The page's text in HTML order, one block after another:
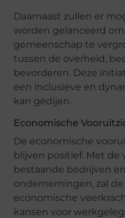
Daarnaast zullen er
worden gelanceerd
gemeenschap te
tussen de overheid,
bevorderen. Deze
een inclusieve en
kan gedijen.
Economische
De economische
blijven positief. Met de
bestaande bedrijven
ondernemingen, zal
economische
kansen voor